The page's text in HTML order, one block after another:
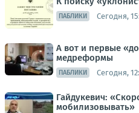
ПАБЛИКИ Сегодня,
А вот и первые
медреформы
ПАБЛИКИ Сегодня,
Гайдукевич:
мобилизовывать»